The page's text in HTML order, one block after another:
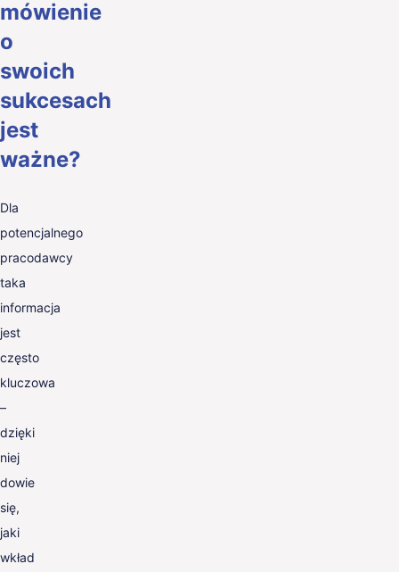
mówienie
o
swoich
sukcesach
jest
ważne?
Dla
potencjalnego
pracodawcy
taka
informacja
jest
często
kluczowa
–
dzięki
niej
dowie
się,
jaki
wkład